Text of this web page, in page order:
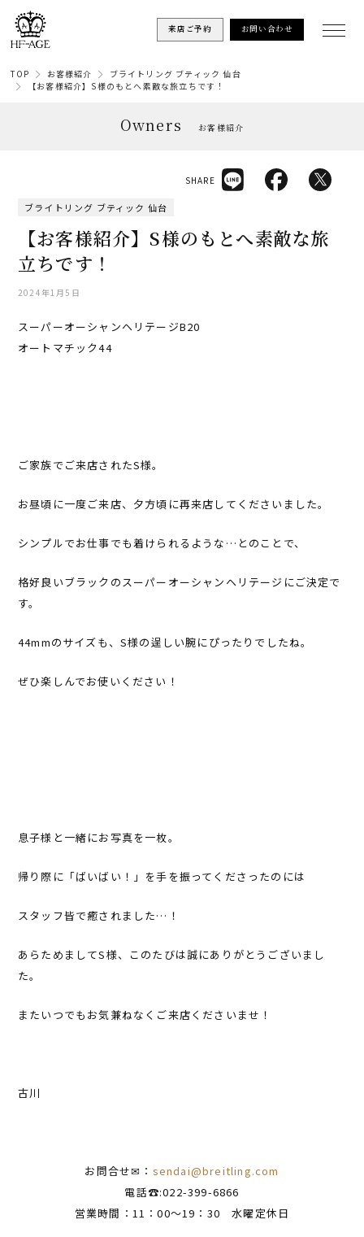
来店ご予約 お問い合わせ
TOP お客様紹介
ブライトリング ブティック 仙台
【お客様紹介】S様のもとへ素敵な旅立ちです！
Owners お客様紹介
ブライトリング ブティック 仙台
【お客様紹介】S様のもとへ素敵な旅
立ちです！
2024年1月5日
SHARE
スーパーオーシャンヘリテージB20
オートマチック44
ご家族でご来店されたS様。
お昼頃に一度ご来店、夕方頃に再来店してくださいました。
シンプルでお仕事でも着けられるような…とのことで、
格好良いブラックのスーパーオーシャンヘリテージにご決定で
す。
44mmのサイズも、S様の逞しい腕にぴったりでしたね。
ぜひ楽しんでお使いください！
息子様と一緒にお写真を一枚。
帰り際に「ばいばい！」を手を振ってくださったのには
スタッフ皆で癒されました…！
あらためましてS様、このたびは誠にありがとうございまし
た。
またいつでもお気兼ねなくご来店くださいませ！
古川
お問合せ✉： sendai@breitling.com
電話☎:022-399-6866
営業時間：11：00～19：30 水曜定休日